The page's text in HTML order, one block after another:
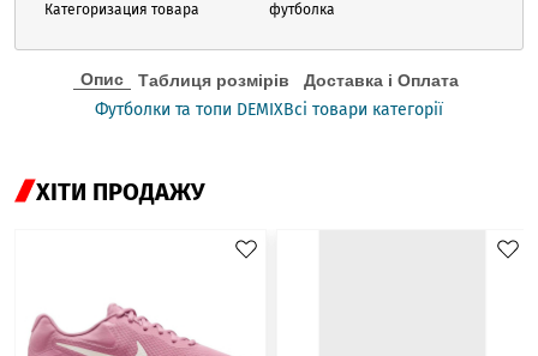
Категоризация товара футболка
Опис Таблиця розмірів Доставка і Оплата
Футболки та топи DEMIXВсі товари категорії
ХІТИ ПРОДАЖУ